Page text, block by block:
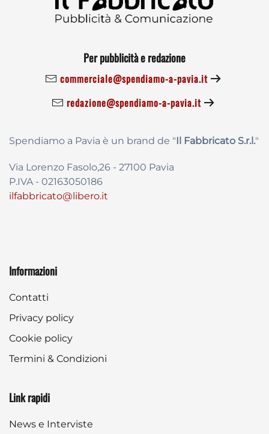
Per pubblicità e redazione
commerciale@spendiamo-a-pavia.it
redazione@spendiamo-a-pavia.it
Spendiamo a Pavia è un brand de " Il Fabbricato S.r.l."
Via Lorenzo Fasolo,26 - 27100 Pavia
P.IVA - 02163050186
ilfabbricato@libero.it
Informazioni
Contatti
Privacy policy
Cookie policy
Termini & Condizioni
Link rapidi
News e Interviste